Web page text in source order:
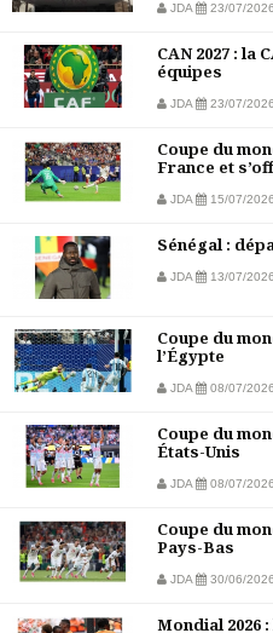
JDA 23/07/2026
CAN 2027 : la
équipes
JDA 23/07/2026
Coupe du
France et
JDA 15/07/2026
Sénégal :
JDA 13/07/2026
Coupe du
l’Égypte
JDA 08/07/2026
Coupe du
États-Unis
JDA 08/07/2026
Coupe du
Pays-Bas
JDA 30/06/2026
Mondial 2026